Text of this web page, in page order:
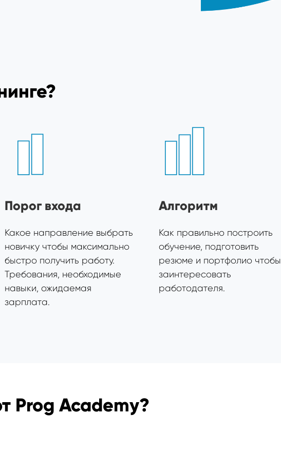
Порог входа
Какое направление выбрать
новичку чтобы максимально
быстро получить работу.
Требования, необходимые
навыки, ожидаемая
зарплата.
Алгоритм
Как правильно построить
обучение, подготовить
резюме и портфолио чтобы
заинтересовать
работодателя.
Prog Academy?